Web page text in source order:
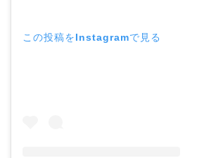
この投稿をInstagramで見る